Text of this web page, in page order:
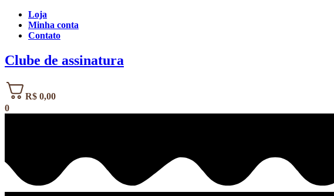
Loja
Minha conta
Contato
Clube de assinatura
0
R$ 0,00